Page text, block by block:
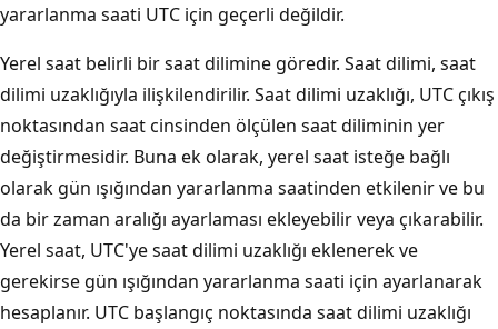
yararlanma saati UTC için geçerli değildir.
Yerel saat belirli bir saat dilimine göredir. Saat dilimi, saat
dilimi uzaklığıyla ilişkilendirilir. Saat dilimi uzaklığı, UTC çıkış
noktasından saat cinsinden ölçülen saat diliminin yer
değiştirmesidir. Buna ek olarak, yerel saat isteğe bağlı
olarak gün ışığından yararlanma saatinden etkilenir ve bu
da bir zaman aralığı ayarlaması ekleyebilir veya çıkarabilir.
Yerel saat, UTC'ye saat dilimi uzaklığı eklenerek ve
gerekirse gün ışığından yararlanma saati için ayarlanarak
hesaplanır. UTC başlangıç noktasında saat dilimi uzaklığı